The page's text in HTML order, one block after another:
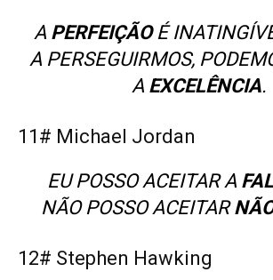
A PERFEIÇÃOÉ
A PERSEGUIRMOS,
A EXCELÊNCIA.
11# Michael Jordan
EU POSSO ACEITAR A
NÃO POSSO ACEITAR
12# Stephen Hawking